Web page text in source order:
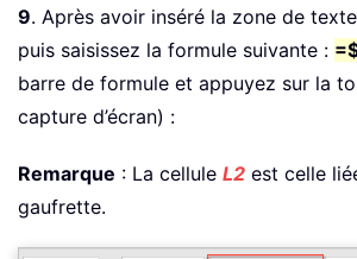
9. Après avoir inséré la zone de
puis saisissez la formule suivante :
barre de formule et appuyez sur la
capture d’écran) :
Remarque : La cellule L2 est celle
gaufrette.